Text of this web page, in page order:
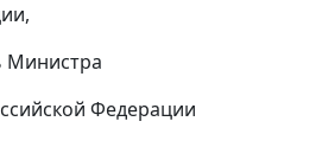
Министра
Федерации